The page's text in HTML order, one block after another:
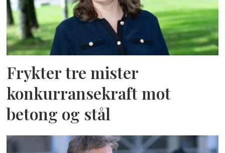
Frykter tre mister
konkurransekraft mot
betong og stål